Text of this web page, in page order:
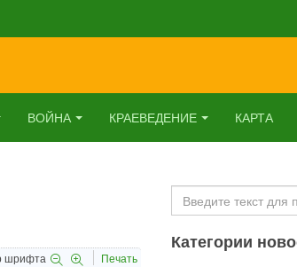
ВОЙНА КРАЕВЕДЕНИЕ КАРТА
шрифта Печать
Искать...
Категории